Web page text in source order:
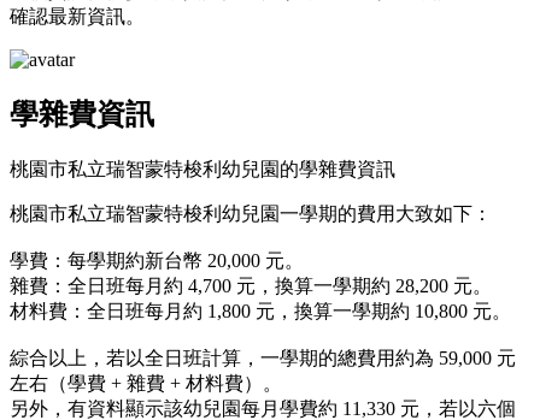
確認最新資訊。
學雜費資訊
桃園市私立瑞智蒙特梭利幼兒園的學雜費資訊
桃園市私立瑞智蒙特梭利幼兒園一學期的費用大致如下：
學費：每學期約新台幣 20,000 元。
雜費：全日班每月約 4,700 元，換算一學期約 28,200 元。
材料費：全日班每月約 1,800 元，換算一學期約 10,800 元。
綜合以上，若以全日班計算，一學期的總費用約為 59,000 元
左右（學費 + 雜費 + 材料費）。
另外，有資料顯示該幼兒園每月學費約 11,330 元，若以六個